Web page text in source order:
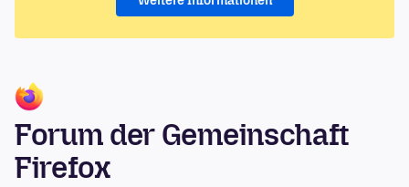
Forum der Gemeinschaft
Firefox